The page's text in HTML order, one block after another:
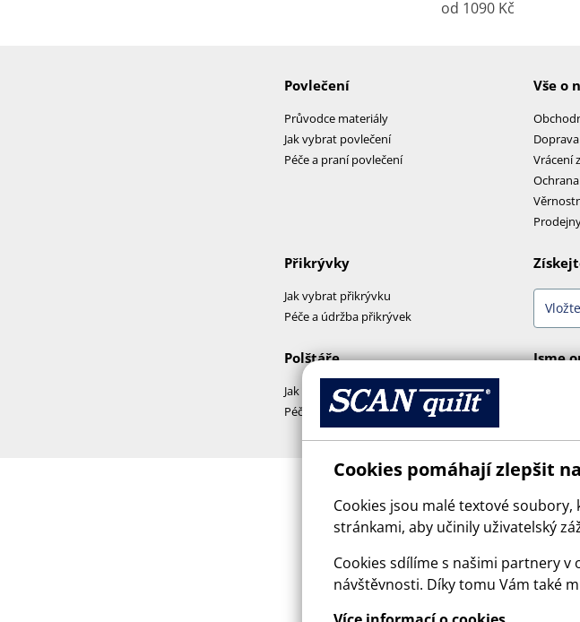
od 1090 Kč
Povlečení
Průvodce materiály
Jak vybrat povlečení
Péče a praní povlečení
Vše o
Vrácení
Přikrývky
Jak vybrat přikrývku
Péče a údržba přikrývek
Polštáře
Jak vybrat polštář
Péče a praní polštářů
Jsme
© 2026
Cookies pomáhají zlepšit
Cookies jsou malé textové
stránkami, aby učinily uživatelský
Cookies sdílíme s našimi partnery v
návštěvnosti. Díky tomu Vám také